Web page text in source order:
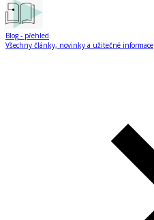
Blog - přehled
Všechny články, novinky a užitečné informace